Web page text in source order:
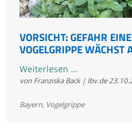
VORSICHT: GEFAHR
VOGELGRIPPE WÄCHST
Weiterlesen …Vorsicht:
Gefahr
Ausbreitung
von Franziska Back | lbv.de
Bayern, Vogelgrippe